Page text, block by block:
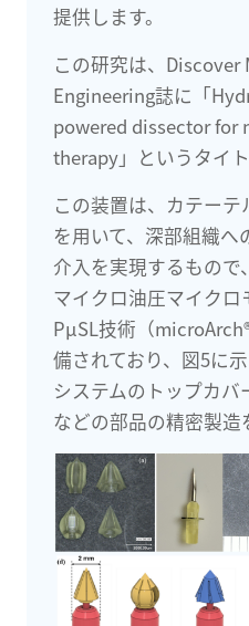
提供します。
この研究は、Discover
Engineering誌に「
powered dissector
therapy」というタイ
この装置は、カテー
を用いて、深部組織
介入を実現するもので
マイクロ油圧マイクロ
PμSL技術（
備されており、図5に
システムのトップカバ
などの部品の精密製造